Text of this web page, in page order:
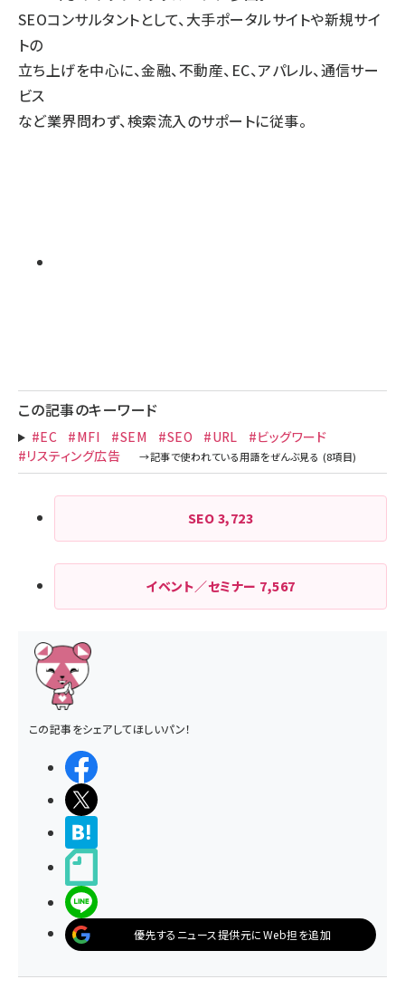
SEOコンサルタントとして、大手ポータルサイトや新規サイ
トの
立ち上げを中心に、金融、不動産、EC、アパレル、通信サー
ビス
など業界問わず、検索流入のサポートに従事。
この記事のキーワード
#EC #MFI #SEM #SEO #URL
#ビッグワード
#リスティング広告
SEO 3,723
イベント／セミナー 7,567
この記事をシェアしてほしいパン！
優先するニュース提供元にWeb担を追加